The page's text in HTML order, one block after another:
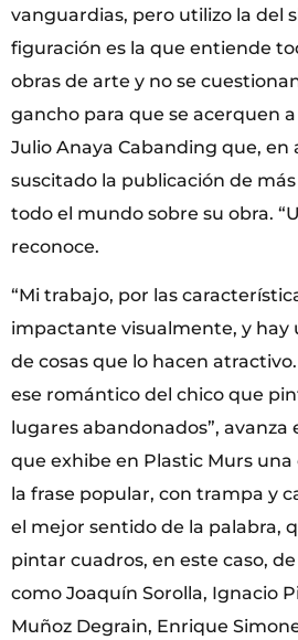
vanguardias, pero utilizo la del
figuración es la que entiende
obras de arte y no se
gancho para que se acerquen
Julio Anaya Cabanding que, en
suscitado la publicación de
todo el mundo sobre su obra.
reconoce.
“Mi trabajo, por las
impactante visualmente, y hay
de cosas que lo hacen
ese romántico del chico que
lugares abandonados”,
que exhibe en Plastic Murs
la frase popular, con trampa y
el mejor sentido de la palabra,
pintar cuadros, en este caso,
como Joaquín Sorolla, Ignacio
Muñoz Degrain, Enrique